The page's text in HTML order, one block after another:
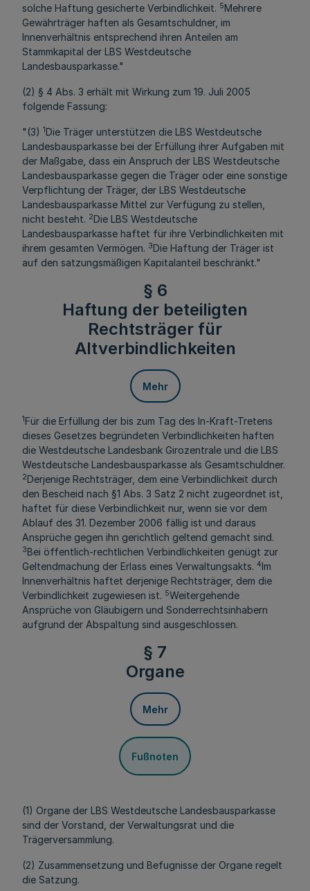
solche Haftung gesicherte Verbindlichkeit. 5Mehrere
Gewährträger haften als Gesamtschuldner, im
Innenverhältnis entsprechend ihren Anteilen am
Stammkapital der LBS Westdeutsche
Landesbausparkasse."
(2) § 4 Abs. 3 erhält mit Wirkung zum 19. Juli 2005
folgende Fassung:
"(3) 1Die Träger unterstützen die LBS Westdeutsche
Landesbausparkasse bei der Erfüllung ihrer Aufgaben mit
der Maßgabe, dass ein Anspruch der LBS Westdeutsche
Landesbausparkasse gegen die Träger oder eine sonstige
Verpflichtung der Träger, der LBS Westdeutsche
Landesbausparkasse Mittel zur Verfügung zu stellen,
nicht besteht. 2Die LBS Westdeutsche
Landesbausparkasse haftet für ihre Verbindlichkeiten mit
ihrem gesamten Vermögen. 3Die Haftung der Träger ist
auf den satzungsmäßigen Kapitalanteil beschränkt."
§ 6
Haftung der beteiligten
Rechtsträger für
Altverbindlichkeiten
Mehr
1Für die Erfüllung der bis zum Tag des In-Kraft-Tretens
dieses Gesetzes begründeten Verbindlichkeiten haften
die Westdeutsche Landesbank Girozentrale und die LBS
Westdeutsche Landesbausparkasse als Gesamtschuldner.
2Derjenige Rechtsträger, dem eine Verbindlichkeit durch
den Bescheid nach §1 Abs. 3 Satz 2 nicht zugeordnet ist,
haftet für diese Verbindlichkeit nur, wenn sie vor dem
Ablauf des 31. Dezember 2006 fällig ist und daraus
Ansprüche gegen ihn gerichtlich geltend gemacht sind.
3Bei öffentlich-rechtlichen Verbindlichkeiten genügt zur
Geltendmachung der Erlass eines Verwaltungsakts. 4Im
Innenverhältnis haftet derjenige Rechtsträger, dem die
Verbindlichkeit zugewiesen ist. 5Weitergehende
Ansprüche von Gläubigern und Sonderrechtsinhabern
aufgrund der Abspaltung sind ausgeschlossen.
§ 7
Organe
Mehr
Fußnoten
(1) Organe der LBS Westdeutsche Landesbausparkasse
sind der Vorstand, der Verwaltungsrat und die
Trägerversammlung.
(2) Zusammensetzung und Befugnisse der Organe regelt
die Satzung.